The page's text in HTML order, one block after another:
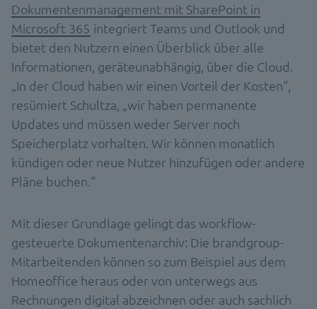
Dokumentenmanagement mit SharePoint in
Microsoft 365 integriert Teams und Outlook und
bietet den Nutzern einen Überblick über alle
Informationen, geräteunabhängig, über die Cloud.
„In der Cloud haben wir einen Vorteil der Kosten“,
resümiert Schultza, „wir haben permanente
Updates und müssen weder Server noch
Speicherplatz vorhalten. Wir können monatlich
kündigen oder neue Nutzer hinzufügen oder andere
Pläne buchen.“
Mit dieser Grundlage gelingt das workflow-
gesteuerte Dokumentenarchiv: Die brandgroup-
Mitarbeitenden können so zum Beispiel aus dem
Homeoffice heraus oder von unterwegs aus
Rechnungen digital abzeichnen oder auch sachlich